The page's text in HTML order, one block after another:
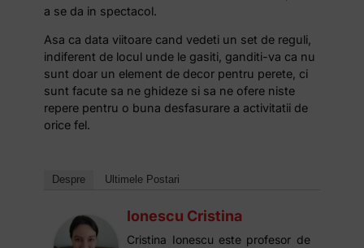
a se da in spectacol.
Asa ca data viitoare cand vedeti un set de reguli,
indiferent de locul unde le gasiti, ganditi-va ca nu
sunt doar un element de decor pentru perete, ci
sunt facute sa ne ghideze si sa ne ofere niste
repere pentru o buna desfasurare a activitatii de
orice fel.
Despre Ultimele Postari
Ionescu Cristina
Cristina Ionescu este profesor de